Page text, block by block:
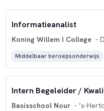
Informatieanalist
Koning Willem I College -
Middelbaar beroepsonderwijs
Basisschool Nour - ’s-